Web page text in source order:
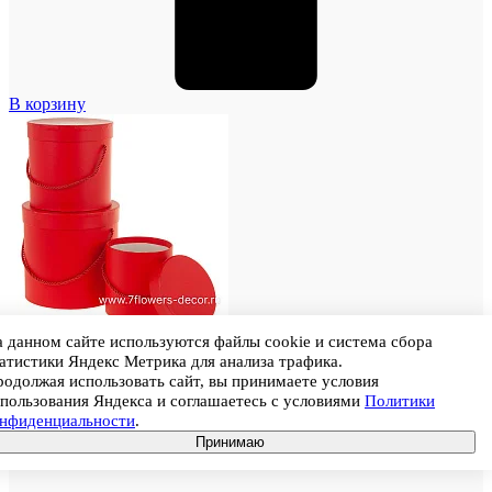
В корзину
данном сайте используются файлы cookie и система сбора
Яндекс Метрика для анализа трафика.
использовать сайт, вы принимаете условия
Яндекса и соглашаетесь с условиями Политики
.
Принимаю